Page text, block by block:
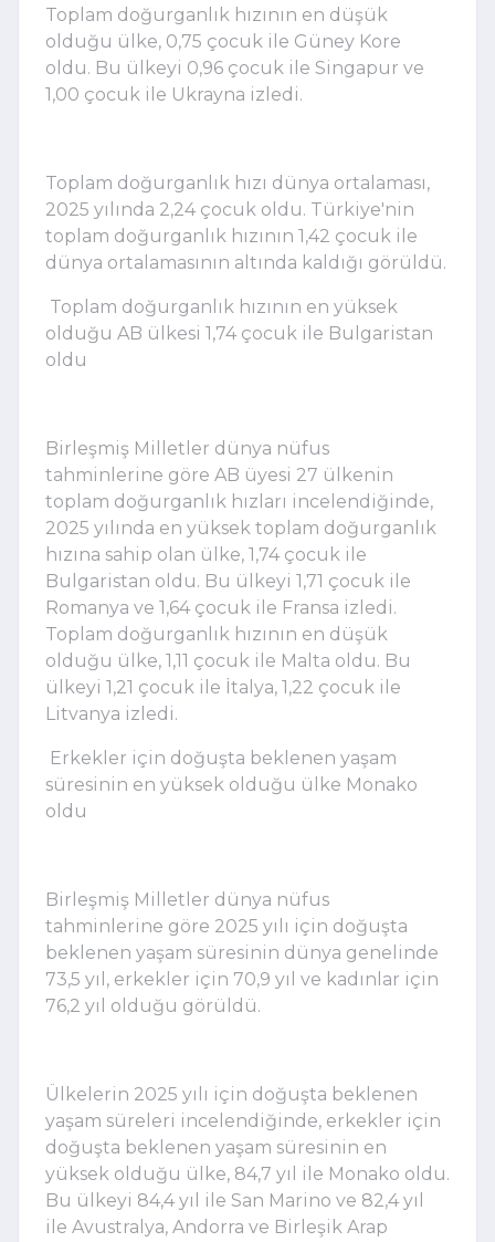
Toplam doğurganlık hızının en düşük
olduğu ülke, 0,75 çocuk ile Güney Kore
oldu. Bu ülkeyi 0,96 çocuk ile Singapur ve
1,00 çocuk ile Ukrayna izledi.
Toplam doğurganlık hızı dünya ortalaması,
2025 yılında 2,24 çocuk oldu. Türkiye'nin
toplam doğurganlık hızının 1,42 çocuk ile
dünya ortalamasının altında kaldığı görüldü.
Toplam doğurganlık hızının en yüksek
olduğu AB ülkesi 1,74 çocuk ile Bulgaristan
oldu
Birleşmiş Milletler dünya nüfus
tahminlerine göre AB üyesi 27 ülkenin
toplam doğurganlık hızları incelendiğinde,
2025 yılında en yüksek toplam doğurganlık
hızına sahip olan ülke, 1,74 çocuk ile
Bulgaristan oldu. Bu ülkeyi 1,71 çocuk ile
Romanya ve 1,64 çocuk ile Fransa izledi.
Toplam doğurganlık hızının en düşük
olduğu ülke, 1,11 çocuk ile Malta oldu. Bu
ülkeyi 1,21 çocuk ile İtalya, 1,22 çocuk ile
Litvanya izledi.
Erkekler için doğuşta beklenen yaşam
süresinin en yüksek olduğu ülke Monako
oldu
Birleşmiş Milletler dünya nüfus
tahminlerine göre 2025 yılı için doğuşta
beklenen yaşam süresinin dünya genelinde
73,5 yıl, erkekler için 70,9 yıl ve kadınlar için
76,2 yıl olduğu görüldü.
Ülkelerin 2025 yılı için doğuşta beklenen
yaşam süreleri incelendiğinde, erkekler için
doğuşta beklenen yaşam süresinin en
yüksek olduğu ülke, 84,7 yıl ile Monako oldu.
Bu ülkeyi 84,4 yıl ile San Marino ve 82,4 yıl
ile Avustralya, Andorra ve Birleşik Arap